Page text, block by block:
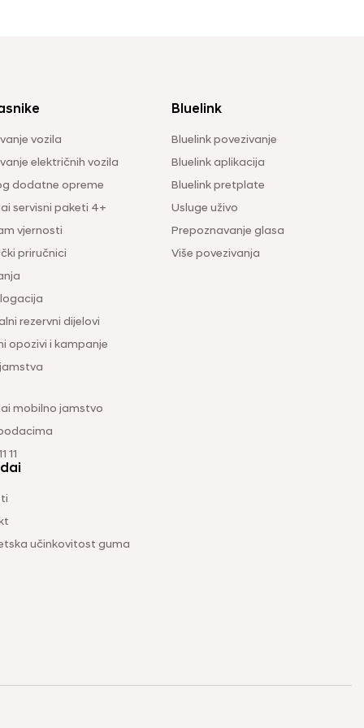
vozila
električnih vozila
dodatne opreme
servisni paketi 4+
vjernosti
priručnici
rezervni dijelovi
opozivi i kampanje
mobilno jamstvo
11
Bluelink
Bluelink povezivanje
Bluelink aplikacija
Bluelink pretplate
Usluge uživo
Prepoznavanje glasa
Više povezivanja
učinkovitost guma